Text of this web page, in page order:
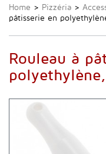
Home > Pizzéria >
pâtisserie en
Rouleau à